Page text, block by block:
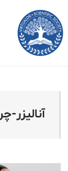
دکتر